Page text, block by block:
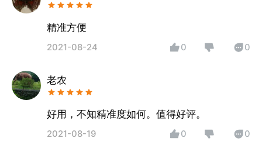
精准方便
2021-08-24 0 0
老农
好用，不知精准度如何。值得好评。
2021-08-19 0 0